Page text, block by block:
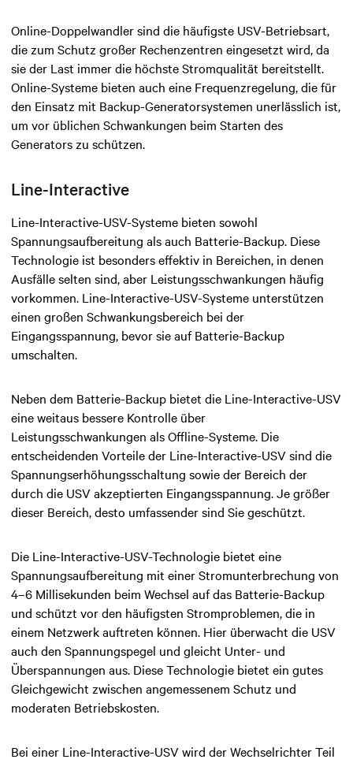
Online-Doppelwandler sind die häufigste USV-Betriebsart,
die zum Schutz großer Rechenzentren eingesetzt wird, da
sie der Last immer die höchste Stromqualität bereitstellt.
Online-Systeme bieten auch eine Frequenzregelung, die für
den Einsatz mit Backup-Generatorsystemen unerlässlich ist,
um vor üblichen Schwankungen beim Starten des
Generators zu schützen.
Line-Interactive
Line-Interactive-USV-Systeme bieten sowohl
Spannungsaufbereitung als auch Batterie-Backup. Diese
Technologie ist besonders effektiv in Bereichen, in denen
Ausfälle selten sind, aber Leistungsschwankungen häufig
vorkommen. Line-Interactive-USV-Systeme unterstützen
einen großen Schwankungsbereich bei der
Eingangsspannung, bevor sie auf Batterie-Backup
umschalten.
Neben dem Batterie-Backup bietet die Line-Interactive-USV
eine weitaus bessere Kontrolle über
Leistungsschwankungen als Offline-Systeme. Die
entscheidenden Vorteile der Line-Interactive-USV sind die
Spannungserhöhungsschaltung sowie der Bereich der
durch die USV akzeptierten Eingangsspannung. Je größer
dieser Bereich, desto umfassender sind Sie geschützt.
Die Line-Interactive-USV-Technologie bietet eine
Spannungsaufbereitung mit einer Stromunterbrechung von
4–6 Millisekunden beim Wechsel auf das Batterie-Backup
und schützt vor den häufigsten Stromproblemen, die in
einem Netzwerk auftreten können. Hier überwacht die USV
auch den Spannungspegel und gleicht Unter- und
Überspannungen aus. Diese Technologie bietet ein gutes
Gleichgewicht zwischen angemessenem Schutz und
moderaten Betriebskosten.
Bei einer Line-Interactive-USV wird der Wechselrichter Teil